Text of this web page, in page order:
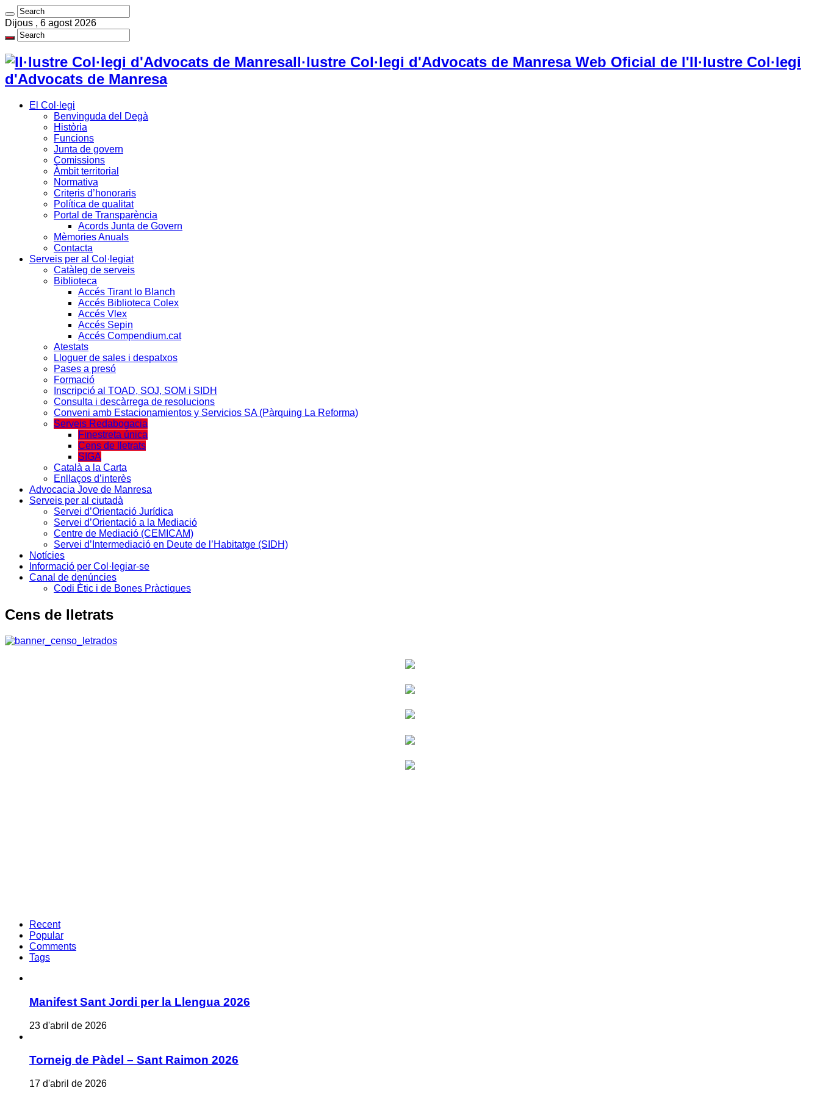
Dijous , 6 agost 2026
Il·lustre Col·legi d'Advocats de Manresa Web Oficial de l'Il·lustre Col·legi
d'Advocats de Manresa
El Col·legi
Benvinguda del Degà
Història
Funcions
Junta de govern
Comissions
Àmbit territorial
Normativa
Criteris d’honoraris
Política de qualitat
Portal de Transparència
Acords Junta de Govern
Mèmories Anuals
Contacta
Serveis per al Col·legiat
Catàleg de serveis
Biblioteca
Accés Tirant lo Blanch
Accés Biblioteca Colex
Accés Vlex
Accés Sepin
Accés Compendium.cat
Atestats
Lloguer de sales i despatxos
Pases a presó
Formació
Inscripció al TOAD, SOJ, SOM i SIDH
Consulta i descàrrega de resolucions
Conveni amb Estacionamientos y Servicios SA (Pàrquing La Reforma)
Serveis Redabogacia
Finestreta única
Cens de lletrats
SIGA
Català a la Carta
Enllaços d’interès
Advocacia Jove de Manresa
Serveis per al ciutadà
Servei d’Orientació Jurídica
Servei d’Orientació a la Mediació
Centre de Mediació (CEMICAM)
Servei d’Intermediació en Deute de l’Habitatge (SIDH)
Notícies
Informació per Col·legiar-se
Canal de denúncies
Codi Ètic i de Bones Pràctiques
Cens de lletrats
Recent
Popular
Comments
Tags
Manifest Sant Jordi per la Llengua 2026
23 d'abril de 2026
Torneig de Pàdel – Sant Raimon 2026
17 d'abril de 2026